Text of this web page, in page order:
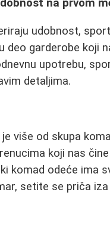
na prvom
udobnost,
deo garderobe koji
upotrebu,
detaljima.
više od skupa
koji nas
komad odeće ima
setite se priča